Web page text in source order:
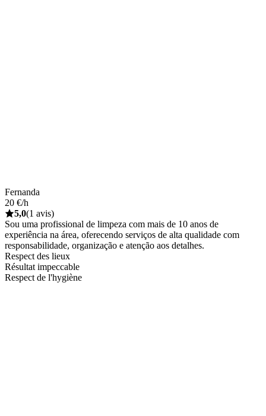
Fernanda
20 €/h
5,0(1 avis)
Sou uma profissional de limpeza com mais de 10 anos de
experiência na área, oferecendo serviços de alta qualidade com
responsabilidade, organização e atenção aos detalhes.
Respect des lieux
Résultat impeccable
Respect de l'hygiène